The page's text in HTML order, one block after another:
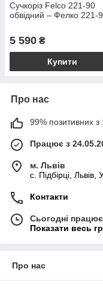
Сучкоріз Felco 221-90
обвідний – Фелко 221-
5 590 ₴
Купити
Про нас
99% позитивних з
Працює з
м. Львів
c. Підбірці, Львів,
Контакти
Сьогодні
Показати весь
Про нас